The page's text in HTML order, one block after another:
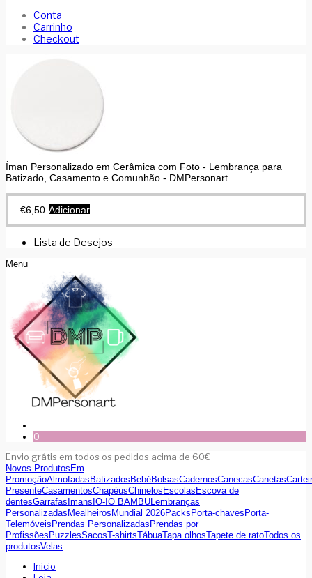
Conta
Carrinho
Checkout
Íman Personalizado em Cerâmica com Foto - Lembrança para
Batizado, Casamento e Comunhão - DMPersonart
€6,50 Adicionar
Lista de Desejos
Menu
0
Envio grátis em todos os pedidos acima de 60€
Novos Produtos Em
PromoçãoAlmofadas Batizados BebéBolsasCadernosCanecasCanetas
PresenteCasamentosChapéusChinelos Escolas Escova de
dentesGarrafas Imans IO-IO BAMBU Lembranças
Personalizadas Mealheiros Mundial 2026Packs Porta-chaves Porta-
Telemóveis Prendas Personalizadas Prendas por
Profissões PuzzlesSacosT-shirtsTábuaTapa olhosTapete de ratoTodos os
produtosVelas
Inicio